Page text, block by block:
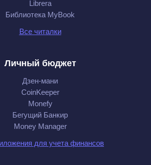
Librera
Библиотека MyBook
Все читалки
Личный бюджет
Дзен-мани
CoinKeeper
Monefy
Бегущий Банкир
Money Manager
для учета финансов